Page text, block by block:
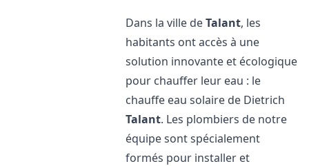
Dans la ville deTalant, les
habitants ont accès à une
solution innovante et écologique
pour chauffer leur eau : le
chauffe eau solaire de Dietrich
Talant. Les plombiers de notre
équipe sont spécialement
formés pour installer et